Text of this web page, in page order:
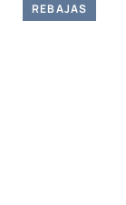
REBAJAS